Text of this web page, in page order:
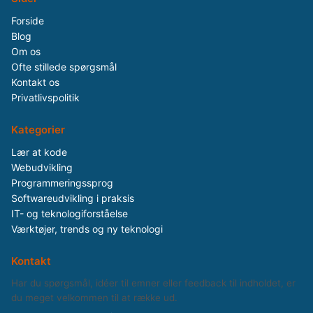
Forside
Blog
Om os
Ofte stillede spørgsmål
Kontakt os
Privatlivspolitik
Kategorier
Lær at kode
Webudvikling
Programmeringssprog
Softwareudvikling i praksis
IT- og teknologiforståelse
Værktøjer, trends og ny teknologi
Kontakt
Har du spørgsmål, idéer til emner eller feedback til indholdet, er
du meget velkommen til at række ud.